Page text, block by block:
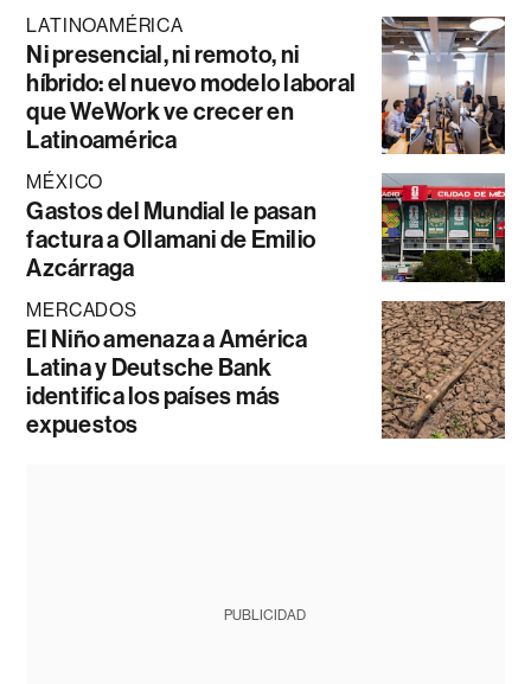
LATINOAMÉRICA
Ni presencial, ni remoto, ni
híbrido: el nuevo modelo laboral
que WeWork ve crecer en
Latinoamérica
MÉXICO
Gastos del Mundial le pasan
factura a Ollamani de Emilio
Azcárraga
MERCADOS
El Niño amenaza a América
Latina y Deutsche Bank
identifica los países más
expuestos
PUBLICIDAD